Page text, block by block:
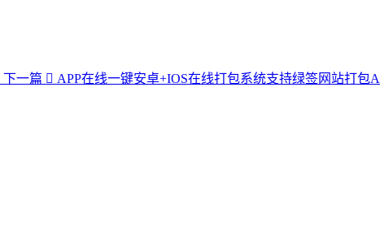
下一篇
APP在线一键安卓+IOS在线打包系统支持绿签网站打包